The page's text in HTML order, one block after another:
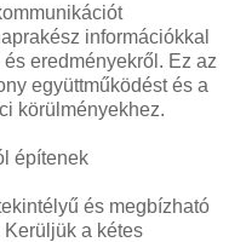
információkkal
eredményekről. Ez az
együttműködést és a
körülményekhez.
építenek
és megbízható
a kétes